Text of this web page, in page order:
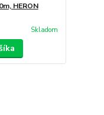
HERON
Skladom